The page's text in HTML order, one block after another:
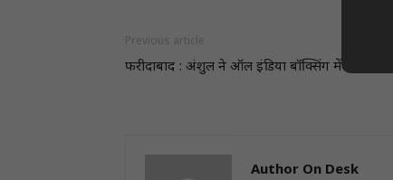
Previous article
फरीदाबाद : अंशुल ने ऑल इंडिया बॉक्सिंग में जीता गोल्ड
Author On Desk